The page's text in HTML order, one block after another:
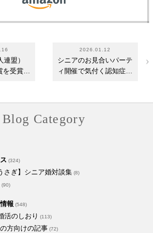
盟）
受賞し
2026.01.12
シニアのお見合いパーテ
ィ開催で気付く認知症の
Blog Category
(324)
さぎ】シニア婚対談集 (8)
(90)
報 (548)
活のしおり (113)
方向けの記事 (72)